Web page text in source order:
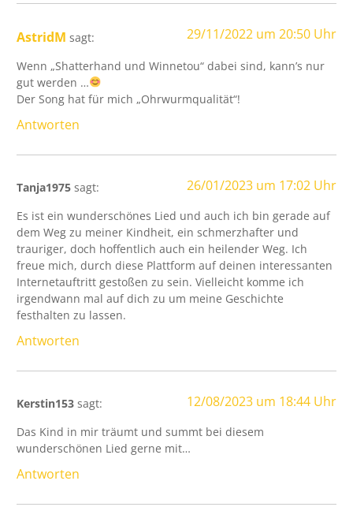
AstridM sagt: 29/11/2022 um 20:50 Uhr
Wenn „Shatterhand und Winnetou“ dabei sind, kann’s nur
gut werden …
Der Song hat für mich „Ohrwurmqualität“!
Antworten
Tanja1975 sagt: 26/01/2023 um 17:02 Uhr
Es ist ein wunderschönes Lied und auch ich bin gerade auf
dem Weg zu meiner Kindheit, ein schmerzhafter und
trauriger, doch hoffentlich auch ein heilender Weg. Ich
freue mich, durch diese Plattform auf deinen interessanten
Internetauftritt gestoßen zu sein. Vielleicht komme ich
irgendwann mal auf dich zu um meine Geschichte
festhalten zu lassen.
Antworten
Kerstin153 sagt: 12/08/2023 um 18:44 Uhr
Das Kind in mir träumt und summt bei diesem
wunderschönen Lied gerne mit…
Antworten